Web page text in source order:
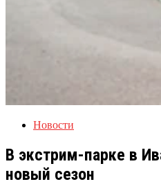
Новости
В экстрим-парке в
новый сезон